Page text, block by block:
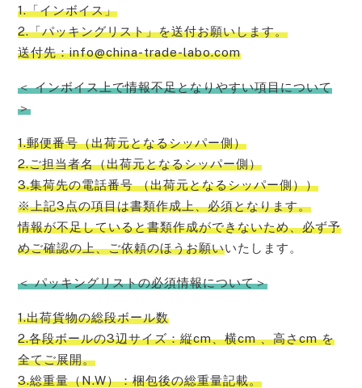
1.「インボイス」
2.「パッキングリスト」を送付お願いします。
送付先：info@china-trade-labo.com
＜ インボイス上で情報不足となりやすい項目について
＞
1.郵便番号（出荷元となるシッパー側）
2.ご担当者名（出荷元となるシッパー側）
3.集荷先の電話番号 （出荷元となるシッパー側））
※上記3点の項目は書類作成上、必須となります。
情報が不足していると書類作成ができないため、必ず予
めご確認の上、ご依頼のほうお願いいたします。
＜ パッキングリストの必須情報について＞
1.出荷貨物の総段ボール数
2.各段ボールの3辺サイズ：縦cm、横cm 、高さcm を
全てご展開。
3.総重量（N.W）：梱包後の総重量記載。